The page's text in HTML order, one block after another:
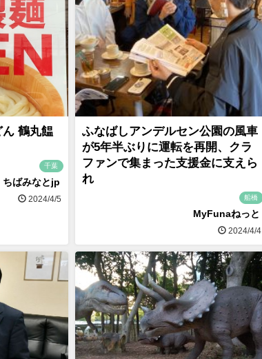
ん 鶴丸饂
千葉
ちばみなとjp
2024/4/5
ふなばしアンデルセン公園の風車
が5年半ぶりに運転を再開、クラ
ファンで集まった支援金に支えら
れ
船橋
MyFunaねっと
2024/4/4